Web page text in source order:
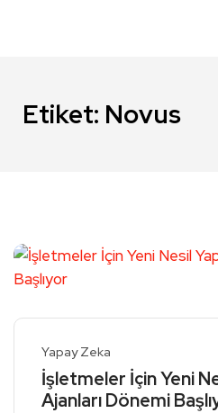
Etiket: Novus
Yapay Zeka
İşletmeler İçin Yeni
Ajanları Dönemi